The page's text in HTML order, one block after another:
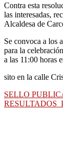
Contra esta
las interesadas,
Alcaldesa de
Se convoca a los
para la
a las 11:00 horas
sito en la calle
SELLO